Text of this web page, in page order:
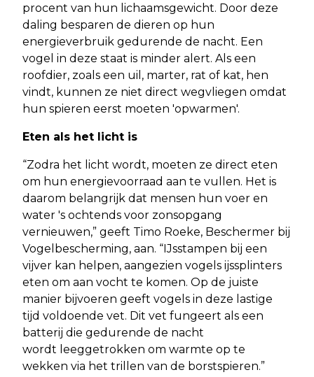
procent van hun lichaamsgewicht. Door deze
daling besparen de dieren op hun
energieverbruik gedurende de nacht. Een
vogel in deze staat is minder alert. Als een
roofdier, zoals een uil, marter, rat of kat, hen
vindt, kunnen ze niet direct wegvliegen omdat
hun spieren eerst moeten 'opwarmen'.
Eten als het licht is
“Zodra het licht wordt, moeten ze direct eten
om hun energievoorraad aan te vullen. Het is
daarom belangrijk dat mensen hun voer en
water 's ochtends voor zonsopgang
vernieuwen,” geeft Timo Roeke, Beschermer bij
Vogelbescherming, aan. “IJsstampen bij een
vijver kan helpen, aangezien vogels ijssplinters
eten om aan vocht te komen. Op de juiste
manier bijvoeren geeft vogels in deze lastige
tijd voldoende vet. Dit vet fungeert als een
batterij die gedurende de nacht
wordt leeggetrokken om warmte op te
wekken via het trillen van de borstspieren.”